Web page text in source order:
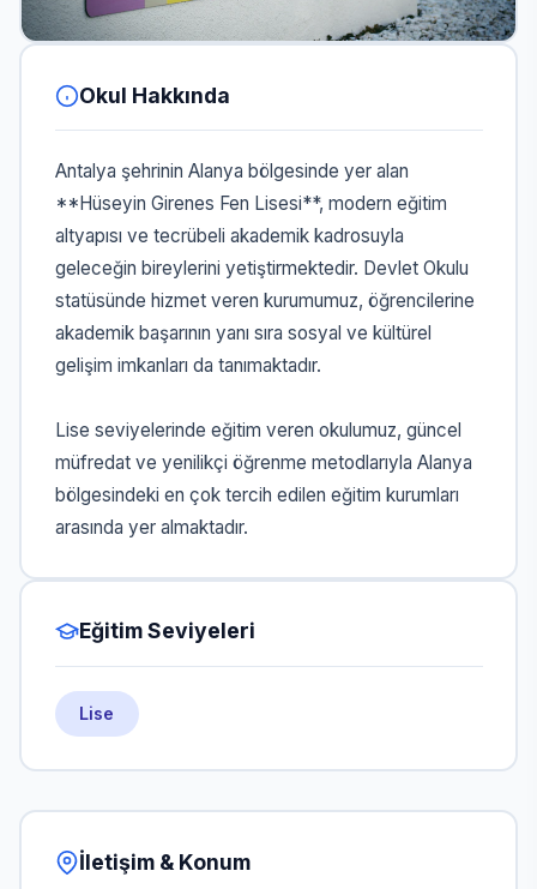
Okul Hakkında
Antalya şehrinin Alanya bölgesinde yer alan
**Hüseyin Girenes Fen Lisesi**, modern eğitim
altyapısı ve tecrübeli akademik kadrosuyla
geleceğin bireylerini yetiştirmektedir. Devlet Okulu
statüsünde hizmet veren kurumumuz, öğrencilerine
akademik başarının yanı sıra sosyal ve kültürel
gelişim imkanları da tanımaktadır.
Lise seviyelerinde eğitim veren okulumuz, güncel
müfredat ve yenilikçi öğrenme metodlarıyla Alanya
bölgesindeki en çok tercih edilen eğitim kurumları
arasında yer almaktadır.
Eğitim Seviyeleri
Lise
İletişim & Konum